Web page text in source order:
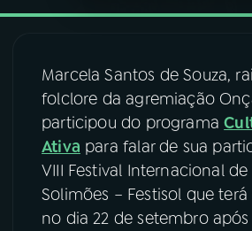
08 FESTIVAL DE MÚSICA
ACOMPANHE A RÁDIO NACIONAL
YouTube
Instagram X
Marcela Santos de Souza,
folclore da agremiação
participou do programa
Ativa para falar de sua
VIII Festival Internacional
Solimões – Festisol que
no dia 22 de setembro